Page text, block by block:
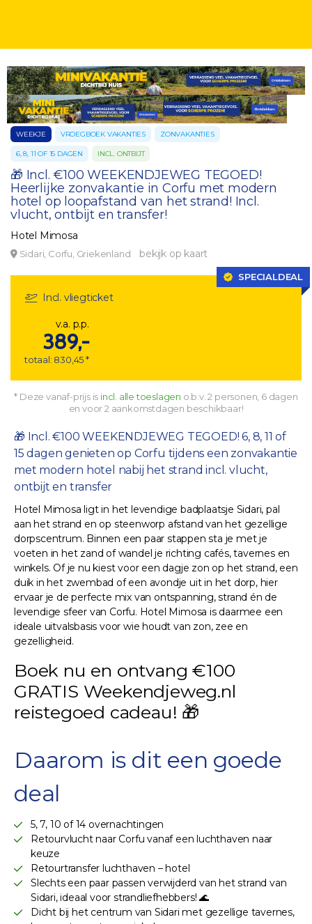
WEEKJE VROEGBOEK VAKANTIES ZONVAKANTIES
6, 8, 11 OF 15 DAGEN INCL. ONTBIJT
🎁 Incl. €100 WEEKENDJEWEG TEGOED!
Heerlijke zonvakantie in Corfu met modern
hotel op loopafstand van het strand! Incl.
vlucht, ontbijt en transfer!
Hotel Mimosa
Sidari, Corfu, Griekenland bekijk op kaart
SPECIALDEAL
Incl. vliegticket
v.a. p.p.
389,-
totaal: 830,45 *
* Deze vanaf-prijs is incl. alle toeslagen o.b.v. 2 personen, 6 dagen
en voor 2 aankomstdagen beschikbaar!
🎁 Incl. €100 WEEKENDJEWEG TEGOED! 6, 8, 11 of
15 dagen genieten op Corfu tijdens een zonvakantie
met modern hotel nabij het strand incl. vlucht,
ontbijt en transfer
Hotel Mimosa ligt in het levendige badplaatsje Sidari, pal
aan het strand en op steenworp afstand van het gezellige
dorpscentrum. Binnen een paar stappen sta je met je
voeten in het zand of wandel je richting cafés, tavernes en
winkels. Of je nu kiest voor een dagje zon op het strand, een
duik in het zwembad of een avondje uit in het dorp, hier
ervaar je de perfecte mix van ontspanning, strand én de
levendige sfeer van Corfu. Hotel Mimosa is daarmee een
ideale uitvalsbasis voor wie houdt van zon, zee en
gezelligheid.
Boek nu en ontvang €100
GRATIS Weekendjeweg.nl
reistegoed cadeau! 🎁
Daarom is dit een goede
deal
5, 7, 10 of 14 overnachtingen
Retourvlucht naar Corfu vanaf een luchthaven naar
keuze
Retourtransfer luchthaven – hotel
Slechts een paar passen verwijderd van het strand van
Sidari, ideaal voor strandliefhebbers! 🌊
Dicht bij het centrum van Sidari met gezellige tavernes,